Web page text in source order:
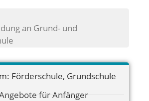
an Grund- und
Förderschule, Grundschule
für Anfänger